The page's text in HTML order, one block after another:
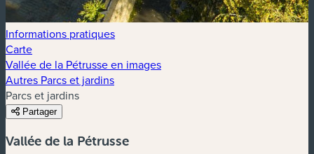
Informations pratiques
Carte
Vallée de la Pétrusse en images
Autres Parcs et jardins
Parcs et jardins
Partager
Vallée de la Pétrusse